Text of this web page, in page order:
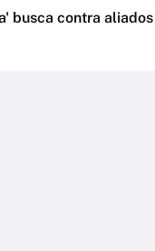
busca contra aliados